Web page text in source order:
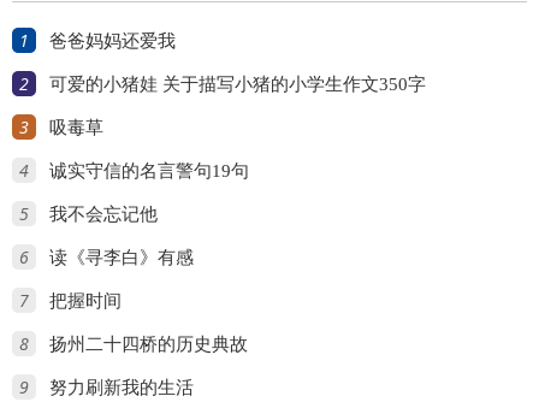
1 爸爸妈妈还爱我
2 可爱的小猪娃 关于描写小猪的小学生作文350字
3 吸毒草
4 诚实守信的名言警句19句
5 我不会忘记他
6 读《寻李白》有感
7 把握时间
8 扬州二十四桥的历史典故
9 努力刷新我的生活